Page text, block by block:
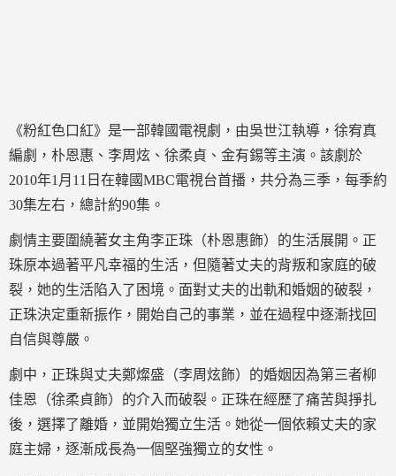
《粉紅色口紅》是一部韓國電視劇，由吳世江執導，徐宥真
編劇，朴恩惠、李周炫、徐柔貞、金有錫等主演。該劇於
2010年1月11日在韓國MBC電視台首播，共分為三季，每季約
30集左右，總計約90集。
劇情主要圍繞著女主角李正珠（朴恩惠飾）的生活展開。正
珠原本過著平凡幸福的生活，但隨著丈夫的背叛和家庭的破
裂，她的生活陷入了困境。面對丈夫的出軌和婚姻的破裂，
正珠決定重新振作，開始自己的事業，並在過程中逐漸找回
自信與尊嚴。
劇中，正珠與丈夫鄭燦盛（李周炫飾）的婚姻因為第三者柳
佳恩（徐柔貞飾）的介入而破裂。正珠在經歷了痛苦與掙扎
後，選擇了離婚，並開始獨立生活。她從一個依賴丈夫的家
庭主婦，逐漸成長為一個堅強獨立的女性。